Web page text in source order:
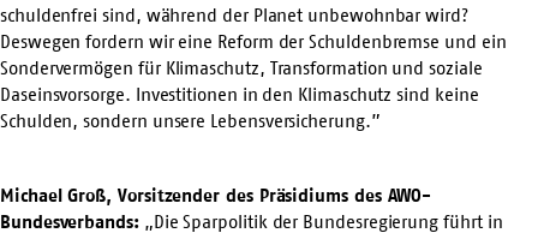
schuldenfrei sind, während der Planet unbewohnbar wird?
Deswegen fordern wir eine Reform der Schuldenbremse und ein
Sondervermögen für Klimaschutz, Transformation und soziale
Daseinsvorsorge. Investitionen in den Klimaschutz sind keine
Schulden, sondern unsere Lebensversicherung.”
Michael Groß, Vorsitzender des Präsidiums des AWO-
Bundesverbands:„Die Sparpolitik der Bundesregierung führt in